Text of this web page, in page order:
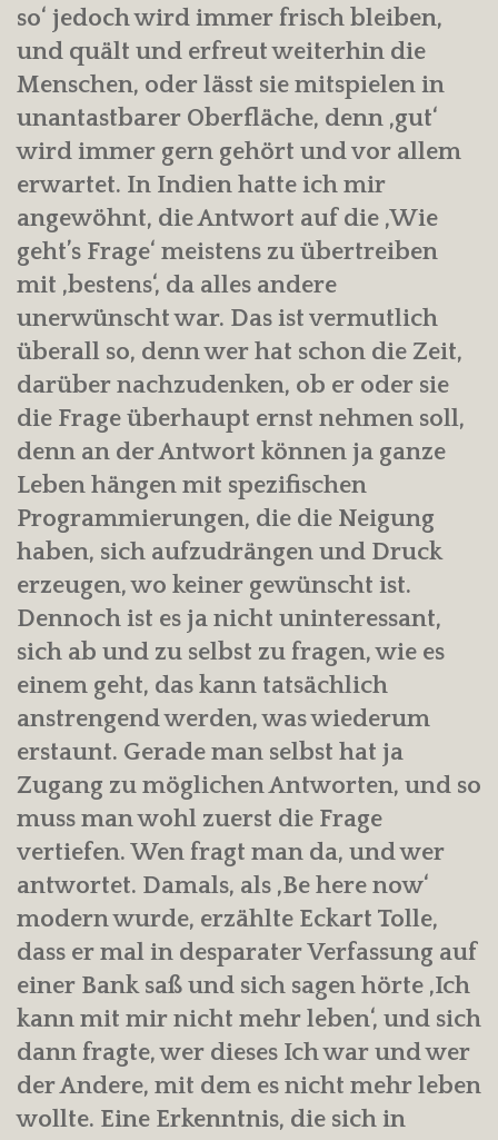
so‘ jedoch wird immer frisch bleiben,
und quält und erfreut weiterhin die
Menschen, oder lässt sie mitspielen in
unantastbarer Oberfläche, denn ‚gut‘
wird immer gern gehört und vor allem
erwartet. In Indien hatte ich mir
angewöhnt, die Antwort auf die ‚Wie
geht’s Frage‘ meistens zu übertreiben
mit ‚bestens‘, da alles andere
unerwünscht war. Das ist vermutlich
überall so, denn wer hat schon die Zeit,
darüber nachzudenken, ob er oder sie
die Frage überhaupt ernst nehmen soll,
denn an der Antwort können ja ganze
Leben hängen mit spezifischen
Programmierungen, die die Neigung
haben, sich aufzudrängen und Druck
erzeugen, wo keiner gewünscht ist.
Dennoch ist es ja nicht uninteressant,
sich ab und zu selbst zu fragen, wie es
einem geht, das kann tatsächlich
anstrengend werden, was wiederum
erstaunt. Gerade man selbst hat ja
Zugang zu möglichen Antworten, und so
muss man wohl zuerst die Frage
vertiefen. Wen fragt man da, und wer
antwortet. Damals, als ‚Be here now‘
modern wurde, erzählte Eckart Tolle,
dass er mal in desparater Verfassung auf
einer Bank saß und sich sagen hörte ‚Ich
kann mit mir nicht mehr leben‘, und sich
dann fragte, wer dieses Ich war und wer
der Andere, mit dem es nicht mehr leben
wollte. Eine Erkenntnis, die sich in